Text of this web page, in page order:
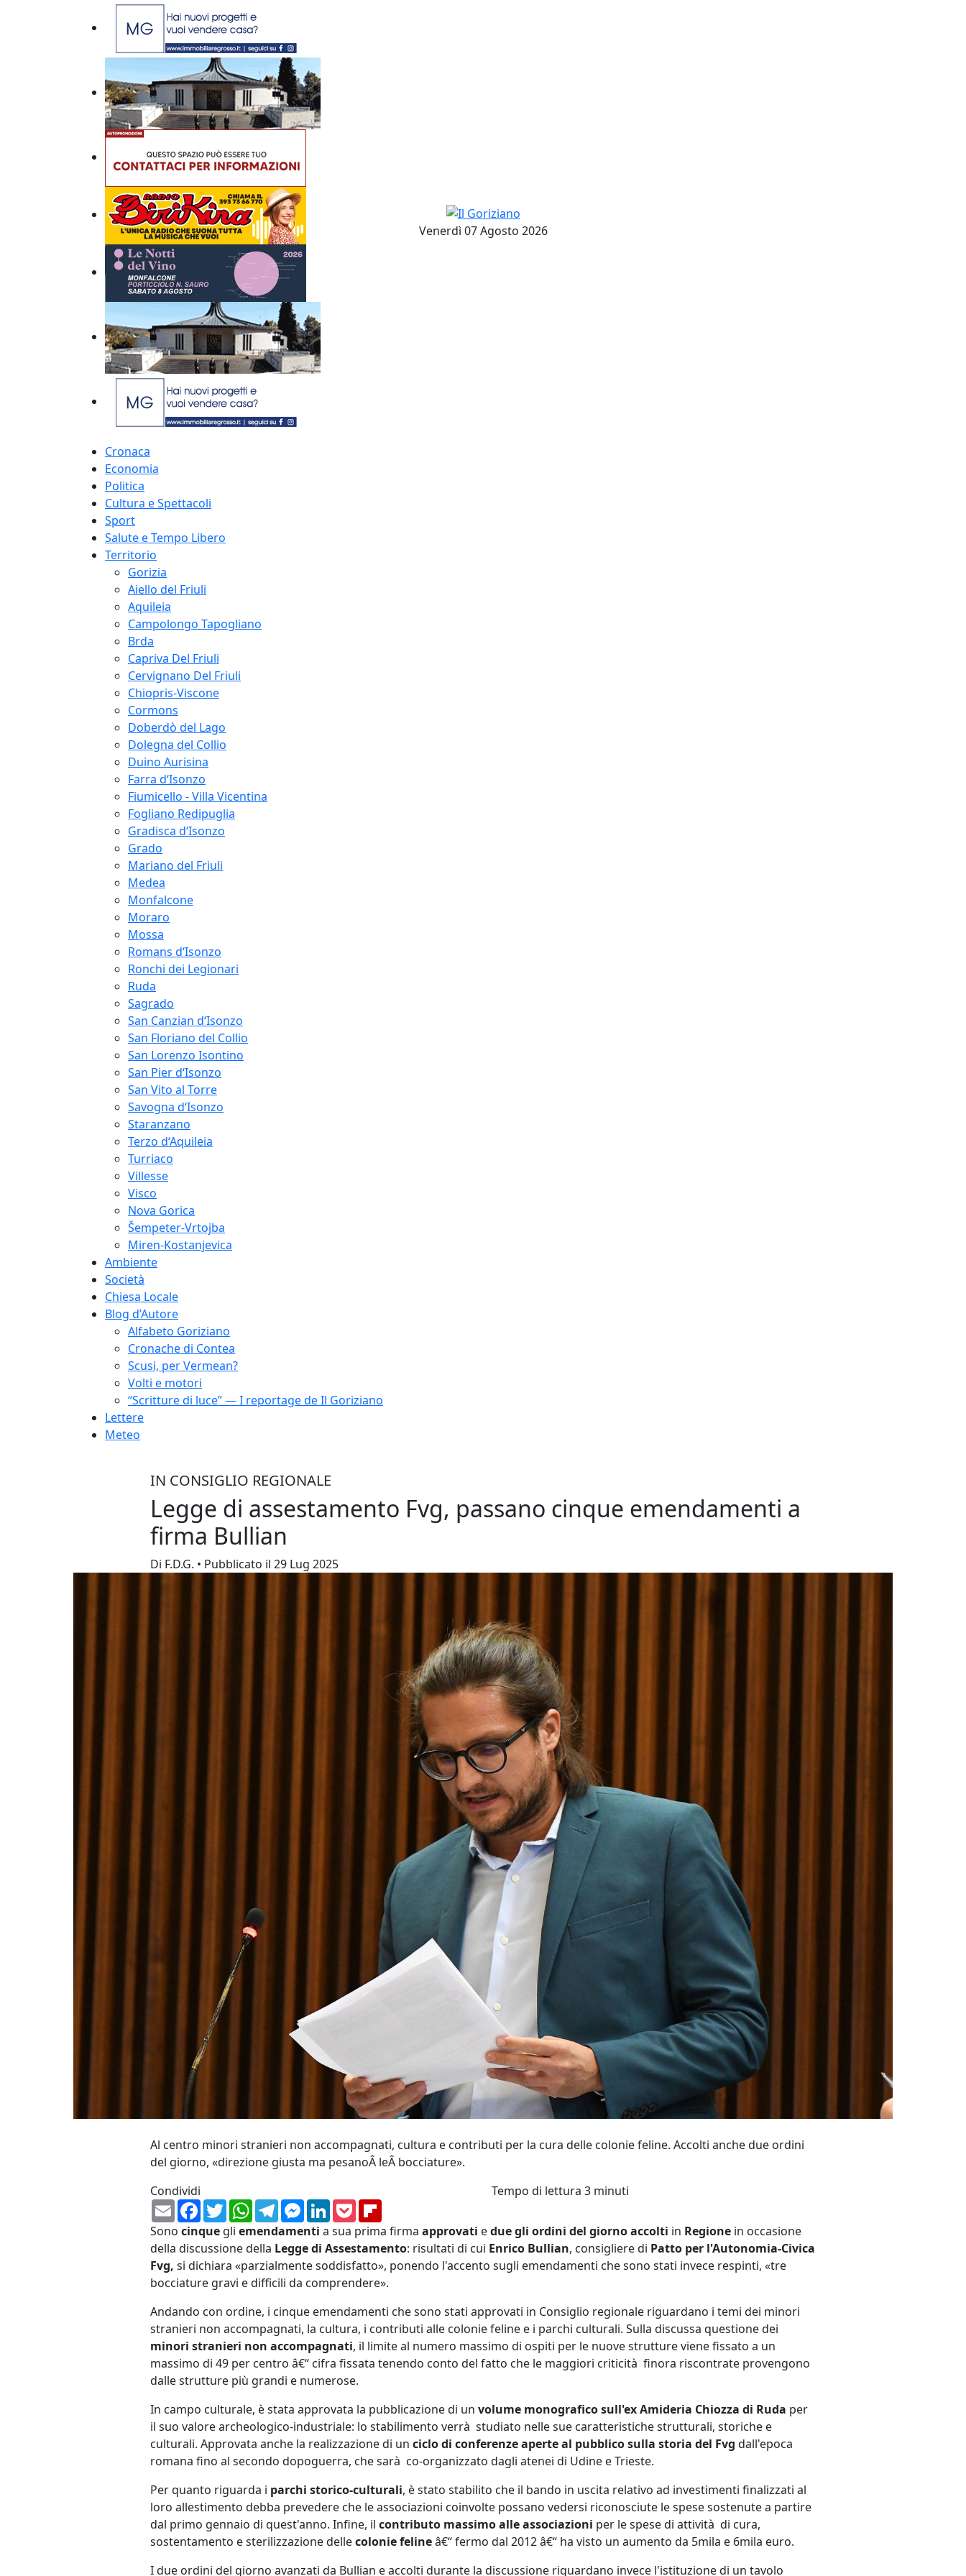
Venerdì 07 Agosto 2026
Cronaca
Economia
Politica
Cultura e Spettacoli
Sport
Salute e Tempo Libero
Territorio
Gorizia
Aiello del Friuli
Aquileia
Campolongo Tapogliano
Brda
Capriva Del Friuli
Cervignano Del Friuli
Chiopris-Viscone
Cormons
Doberdò del Lago
Dolegna del Collio
Duino Aurisina
Farra d‘Isonzo
Fiumicello - Villa Vicentina
Fogliano Redipuglia
Gradisca d‘Isonzo
Grado
Mariano del Friuli
Medea
Monfalcone
Moraro
Mossa
Romans d‘Isonzo
Ronchi dei Legionari
Ruda
Sagrado
San Canzian d‘Isonzo
San Floriano del Collio
San Lorenzo Isontino
San Pier d‘Isonzo
San Vito al Torre
Savogna d‘Isonzo
Staranzano
Terzo d‘Aquileia
Turriaco
Villesse
Visco
Nova Gorica
Šempeter-Vrtojba
Miren-Kostanjevica
Ambiente
Società
Chiesa Locale
Blog d’Autore
Alfabeto Goriziano
Cronache di Contea
Scusi, per Vermean?
Volti e motori
“Scritture di luce” — I reportage de Il Goriziano
Lettere
Meteo
IN CONSIGLIO REGIONALE
Legge di assestamento Fvg, passano cinque emendamenti a
firma Bullian
Di F.D.G. • Pubblicato il 29 Lug 2025
Al centro minori stranieri non accompagnati, cultura e contributi per la cura delle colonie feline. Accolti anche due ordini
del giorno, «direzione giusta ma pesanoÂ leÂ bocciature».
Condividi
EmailFacebook
TwitterWhatsApp
TelegramMessenger
LinkedIn
Pocket
Tempo di lettura 3 minuti
Sono cinque gli emendamenti a sua prima firma approvati edue gli ordini del giorno accolti in Regione in occasione
della discussione della Legge di Assestamento: risultati di cui Enrico Bullian, consigliere di Patto per l'Autonomia-Civica
Fvg, si dichiara «parzialmente soddisfatto», ponendo l'accento sugli emendamenti che sono stati invece respinti, «tre
bocciature gravi e difficili da comprendere».
Andando con ordine, i cinque emendamenti che sono stati approvati in Consiglio regionale riguardano i temi dei minori
stranieri non accompagnati, la cultura, i contributi alle colonie feline e i parchi culturali. Sulla discussa questione dei
minori stranieri non accompagnati, il limite al numero massimo di ospiti per le nuove strutture viene fissato a un
massimo di 49 per centro â€“ cifra fissata tenendo conto del fatto che le maggiori criticità finora riscontrate provengono
dalle strutture più grandi e numerose.
In campo culturale, è stata approvata la pubblicazione di un volume monografico sull'ex Amideria Chiozza di Ruda per
il suo valore archeologico-industriale: lo stabilimento verrà studiato nelle sue caratteristiche strutturali, storiche e
culturali. Approvata anche la realizzazione di un ciclo di conferenze aperte al pubblico sulla storia del Fvg dall'epoca
romana fino al secondo dopoguerra, che sarà co-organizzato dagli atenei di Udine e Trieste.
Per quanto riguarda i parchi storico-culturali, è stato stabilito che il bando in uscita relativo ad investimenti finalizzati al
loro allestimento debba prevedere che le associazioni coinvolte possano vedersi riconosciute le spese sostenute a partire
dal primo gennaio di quest'anno. Infine, il contributo massimo alle associazioni per le spese di attività di cura,
sostentamento e sterilizzazione dellecolonie felineâ€“ fermo dal 2012 â€“ ha visto un aumento da 5mila e 6mila euro.
I due ordini del giorno avanzati da Bullian e accolti durante la discussione riguardano invece l'istituzione di un tavolo